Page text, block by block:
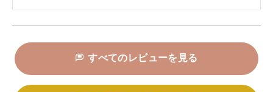
すべてのレビューを見る